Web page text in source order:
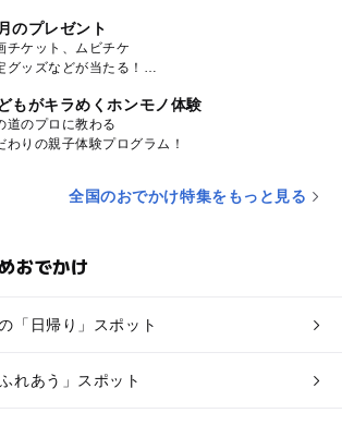
のプレゼント
チケット、ムビチケ
グッズなどが当たる！
もがキラめくホンモノ体験
道のプロに教わる
わりの親子体験プログラム！
全国のおでかけ特集をもっと見る
おでかけ
「日帰り」スポット
れあう」スポット